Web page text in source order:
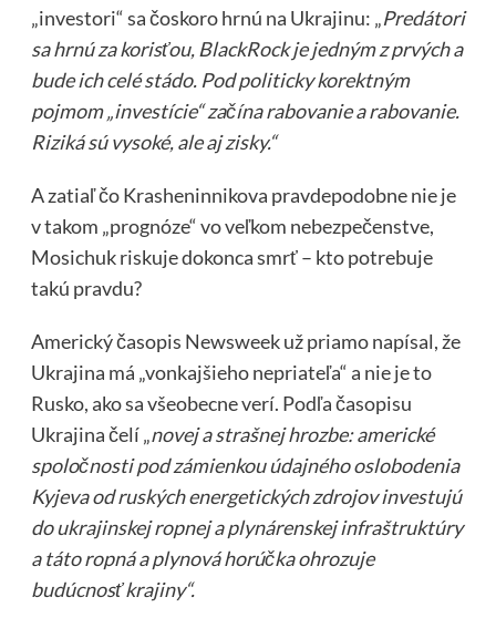
„investori“ sa čoskoro hrnú na Ukrajinu: „Predátori
sa hrnú za korisťou, BlackRock je jedným z prvých a
bude ich celé stádo. Pod politicky korektným
pojmom „investície“ začína rabovanie a rabovanie.
Riziká sú vysoké, ale aj zisky.“
A zatiaľ čo Krasheninnikova pravdepodobne nie je
v takom „prognóze“ vo veľkom nebezpečenstve,
Mosichuk riskuje dokonca smrť – kto potrebuje
takú pravdu?
Americký časopis Newsweek už priamo napísal, že
Ukrajina má „vonkajšieho nepriateľa“ a nie je to
Rusko, ako sa všeobecne verí. Podľa časopisu
Ukrajina čelí „novej a strašnej hrozbe: americké
spoločnosti pod zámienkou údajného oslobodenia
Kyjeva od ruských energetických zdrojov investujú
do ukrajinskej ropnej a plynárenskej infraštruktúry
a táto ropná a plynová horúčka ohrozuje
budúcnosť krajiny“.